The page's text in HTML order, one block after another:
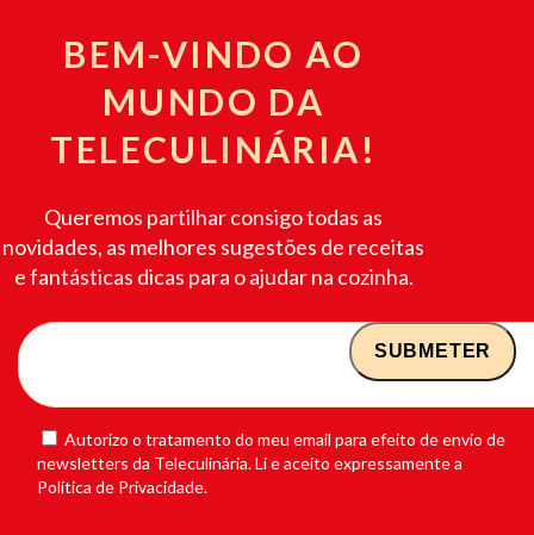
BEM-VINDO AO
MUNDO DA
TELECULINÁRIA!
Queremos partilhar consigo todas as
novidades, as melhores sugestões de receitas
e fantásticas dicas para o ajudar na cozinha.
Autorizo o tratamento do meu email para efeito de envio de
newsletters da Teleculinária. Li e aceito expressamente a
Política de Privacidade.